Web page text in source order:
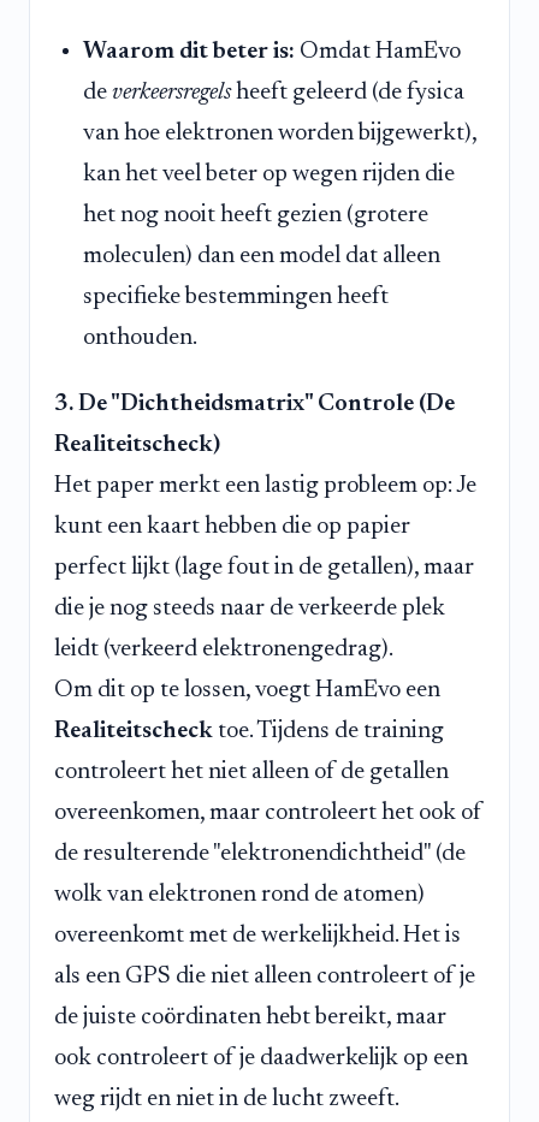
Waarom dit beter is: Omdat HamEvo
de verkeersregelsheeft geleerd (de fysica
van hoe elektronen worden bijgewerkt),
kan het veel beter op wegen rijden die
het nog nooit heeft gezien (grotere
moleculen) dan een model dat alleen
specifieke bestemmingen heeft
onthouden.
3. De "Dichtheidsmatrix" Controle (De
Realiteitscheck)
Het paper merkt een lastig probleem op: Je
kunt een kaart hebben die op papier
perfect lijkt (lage fout in de getallen), maar
die je nog steeds naar de verkeerde plek
leidt (verkeerd elektronengedrag).
Om dit op te lossen, voegt HamEvo een
Realiteitscheck toe. Tijdens de training
controleert het niet alleen of de getallen
overeenkomen, maar controleert het ook of
de resulterende "elektronendichtheid" (de
wolk van elektronen rond de atomen)
overeenkomt met de werkelijkheid. Het is
als een GPS die niet alleen controleert of je
de juiste coördinaten hebt bereikt, maar
ook controleert of je daadwerkelijk op een
weg rijdt en niet in de lucht zweeft.